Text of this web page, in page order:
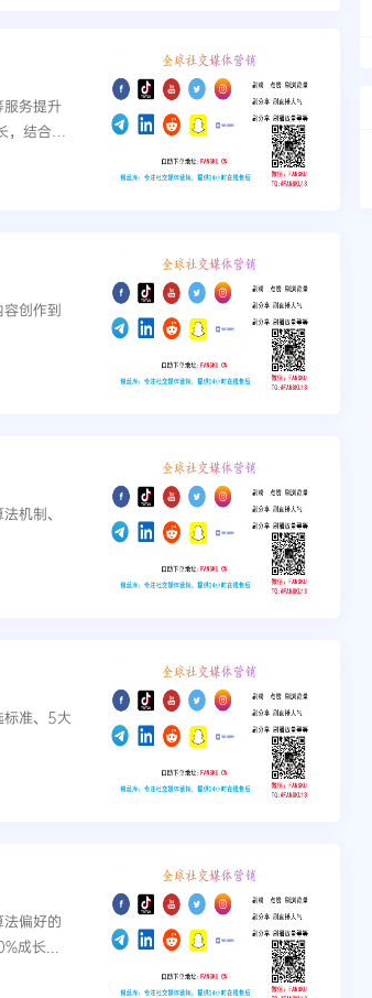
务提升
结合SE
创作到
机制、
标准、5大
偏好的
成长...